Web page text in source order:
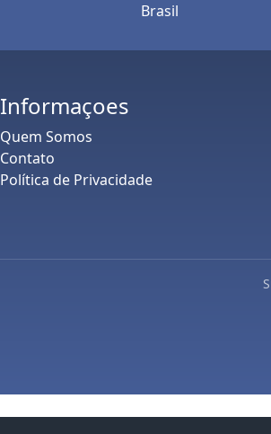
Brasil
Informaçoes
Quem Somos
Contato
Política de Privacidade